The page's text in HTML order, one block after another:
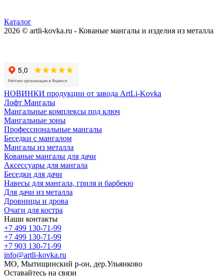
Каталог
2026 © artli-kovka.ru - Кованые мангалы и изделия из металла
НОВИНКИ продукции от завода ArtLi-Kovka
Лофт Мангалы
Мангальные комплексы под ключ
Мангальные зоны
Профессиональные мангалы
Беседки с мангалом
Мангалы из металла
Кованые мангалы для дачи
Аксессуары для мангала
Беседки для дачи
Навесы для мангала, гриля и барбекю
Для дачи из металла
Дровницы и дрова
Очаги для костра
Наши контакты
+7 499 130-71-99
+7 499 130-71-99
+7 903 130-71-99
info@artli-kovka.ru
МО, Мытищинский р-он, дер.Ульянково
Оставайтесь на связи